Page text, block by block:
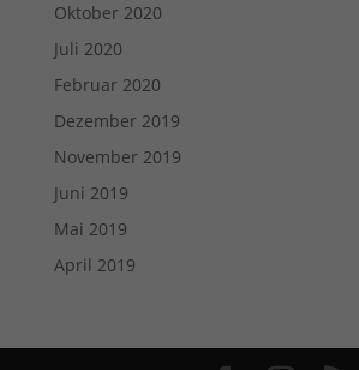
Oktober 2020
Juli 2020
Februar 2020
Dezember 2019
November 2019
Juni 2019
Mai 2019
April 2019